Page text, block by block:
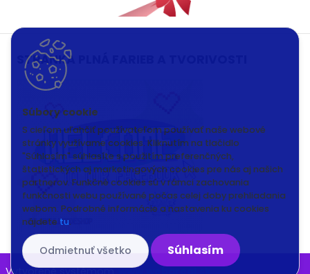
S cieľom uľahčiť používateľom používať naše webové
stránky využívame cookies. Kliknutím na tlačidlo
"Súhlasím" súhlasíte s použitím preferenčných,
štatistických aj marketingových cookies pre nás aj našich
partnerov. Funkčné cookies sú v rámci zachovania
funkčnosti webu používané počas celej doby prehliadania
webom. Podrobné informácie a nastavenia ku cookies
nájdete tu.
Odmietnuť všetko Súhlasím
STRÁNKA PLNÁ FARIEB A TVORIVOSTI